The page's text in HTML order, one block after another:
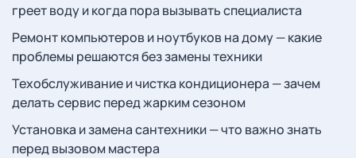
греет воду и когда пора вызывать специалиста
Ремонт компьютеров и ноутбуков на дому — какие
проблемы решаются без замены техники
Техобслуживание и чистка кондиционера — зачем
делать сервис перед жарким сезоном
Установка и замена сантехники — что важно знать
перед вызовом мастера